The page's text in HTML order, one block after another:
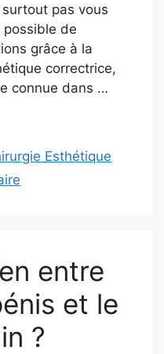
pas vous
possible de
grâce à la
correctrice,
connue dans …
Esthétique
entre
et le
?